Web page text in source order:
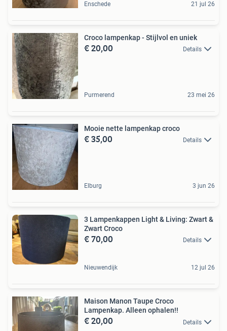
Enschede 21 jul 26
Croco lampenkap - Stijlvol en uniek
€ 20,00 Details
Purmerend 23 mei 26
Mooie nette lampenkap croco
€ 35,00 Details
Elburg 3 jun 26
3 Lampenkappen Light & Living: Zwart &
Zwart Croco
€ 70,00 Details
Nieuwendijk 12 jul 26
Maison Manon Taupe Croco
Lampenkap. Alleen ophalen!!
€ 20,00 Details